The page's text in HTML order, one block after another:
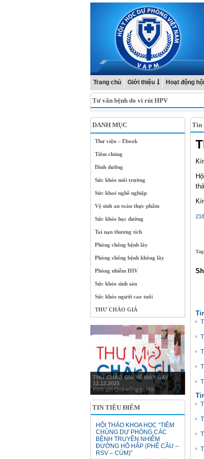
Trang chủ Giới thiệu Hoạt động hội
Tư vấn bệnh do vi rút HPV
DANH MỤC
Thư viện – Ebook
Tiêm chủng
Dinh dưỡng
Sức khỏe môi trường
Sức khoẻ nghề nghiệp
Vệ sinh an toàn thực phẩm
Sức khỏe học đường
Tai nạn thương tích
Phòng chống bệnh lây
Phòng chống bệnh không lây
Phòng nhiễm HIV
Sức khỏe sinh sản
Sức khỏe người cao tuổi
THƯ CHÀO GIÁ
THƯ CHÀO GIÁ VÉ MÁY BAY
12.12.2025
Kính gửi Quý công ty, Hội...
TIN TIÊU ĐIỂM
HỘI THẢO KHOA HỌC “TIÊM
CHỦNG DỰ PHÒNG CÁC
BỆNH TRUYỀN NHIỄM
ĐƯỜNG HÔ HẤP (PHẾ CẦU –
RSV – CÚM)”
Tin
218